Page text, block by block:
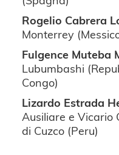
Rogelio Cabrera
Monterrey
Fulgence Muteba
Lubumbashi
Congo)
Lizardo Estrada
Ausiliare e Vicario
di Cuzco (Peru)